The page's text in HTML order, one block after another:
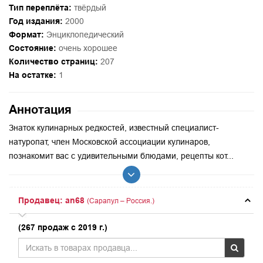
Тип переплёта: твёрдый
Год издания: 2000
Формат: Энциклопедический
Состояние: очень хорошее
Количество страниц: 207
На остатке: 1
Аннотация
Знаток кулинарных редкостей, известный специалист-
натуропат, член Московской ассоциации кулинаров,
познакомит вас с удивительными блюдами, рецепты кот...
Продавец: an68 (Сарапул – Россия.)
(267 продаж с 2019 г.)